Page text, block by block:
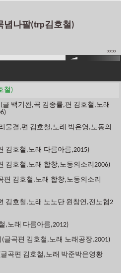
념나팔(trp김호철)
00:00
철)
백기완,곡 김종률,편 김호철,노래
물결,편 김호철,노래 박은영,노동의
김호철,노래 다름아름,2015)
김호철,노래 합창,노동의소리2006)
편 김호철,노래 합창,노동의소리
김호철,노래 노노단 원창연,전노협2
,노래 다름아름,2012)
글곡편 김호철,노래 노래공장,2001)
곡편 김호철,노래 박준박은영황